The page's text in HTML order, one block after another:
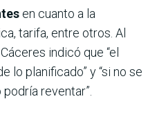
en cuanto a la
tarifa, entre otros. Al
indicó que “el
lo planificado” y “si no se
reventar”.